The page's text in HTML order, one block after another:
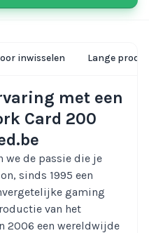
inwisselen Lange
met een
Card 200
de passie die je
sinds 1995 een
gaming
van het
2006 een wereldwijde